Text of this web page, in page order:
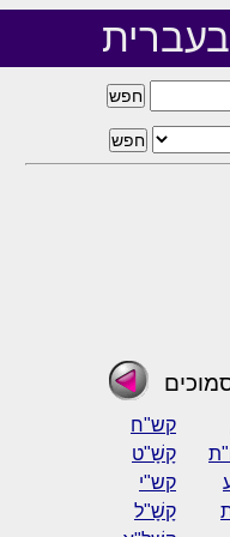
קש"ח
קָשָׁ"ט
קש"י
קָשָׁ"ל